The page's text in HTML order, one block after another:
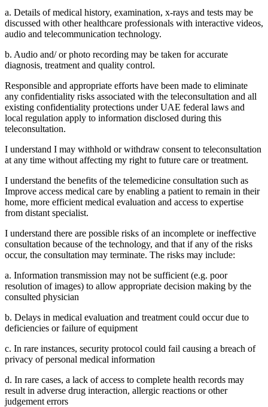
a. Details of medical history, examination, x-rays and tests may be
discussed with other healthcare professionals with interactive videos,
audio and telecommunication technology.
b. Audio and/ or photo recording may be taken for accurate
diagnosis, treatment and quality control.
Responsible and appropriate efforts have been made to eliminate
any confidentiality risks associated with the teleconsultation and all
existing confidentiality protections under UAE federal laws and
local regulation apply to information disclosed during this
teleconsultation.
I understand I may withhold or withdraw consent to teleconsultation
at any time without affecting my right to future care or treatment.
I understand the benefits of the telemedicine consultation such as
Improve access medical care by enabling a patient to remain in their
home, more efficient medical evaluation and access to expertise
from distant specialist.
I understand there are possible risks of an incomplete or ineffective
consultation because of the technology, and that if any of the risks
occur, the consultation may terminate. The risks may include:
a. Information transmission may not be sufficient (e.g. poor
resolution of images) to allow appropriate decision making by the
consulted physician
b. Delays in medical evaluation and treatment could occur due to
deficiencies or failure of equipment
c. In rare instances, security protocol could fail causing a breach of
privacy of personal medical information
d. In rare cases, a lack of access to complete health records may
result in adverse drug interaction, allergic reactions or other
judgement errors